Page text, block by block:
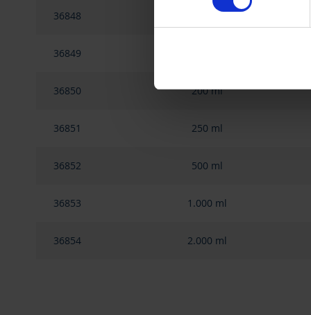
36848 50 ml
36849
36850 200 ml
36851 250 ml
36852 500 ml
36853 1.000 ml
36854 2.000 ml